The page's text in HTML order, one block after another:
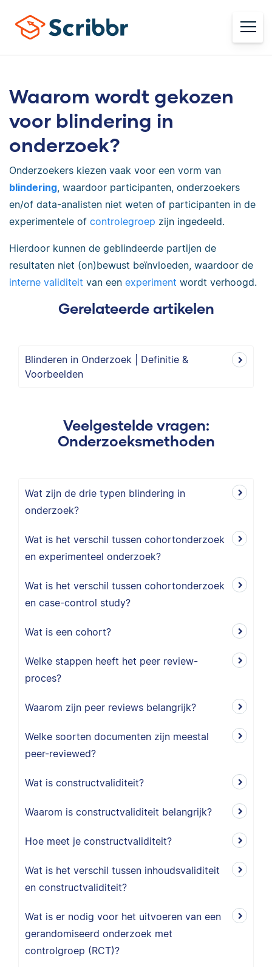
Waarom wordt gekozen
voor blindering in
onderzoek?
Onderzoekers kiezen vaak voor een vorm van
blindering, waardoor participanten, onderzoekers
en/of data-analisten niet weten of participanten in de
experimentele of controlegroep zijn ingedeeld.
Hierdoor kunnen de geblindeerde partijen de
resultaten niet (on)bewust beïnvloeden, waardoor de
interne validiteit van een experiment wordt verhoogd.
Gerelateerde artikelen
Blinderen in Onderzoek | Definitie &
Voorbeelden
Veelgestelde vragen:
Onderzoeksmethoden
Wat zijn de drie typen blindering in
onderzoek?
Wat is het verschil tussen cohortonderzoek
en experimenteel onderzoek?
Wat is het verschil tussen cohortonderzoek
en case-control study?
Wat is een cohort?
Welke stappen heeft het peer review-
proces?
Waarom zijn peer reviews belangrijk?
Welke soorten documenten zijn meestal
peer-reviewed?
Wat is constructvaliditeit?
Waarom is constructvaliditeit belangrijk?
Hoe meet je constructvaliditeit?
Wat is het verschil tussen inhoudsvaliditeit
en constructvaliditeit?
Wat is er nodig voor het uitvoeren van een
gerandomiseerd onderzoek met
controlgroep (RCT)?